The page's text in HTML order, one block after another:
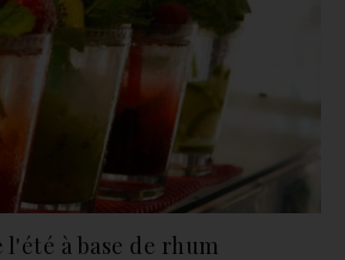
l'été à base de rhum